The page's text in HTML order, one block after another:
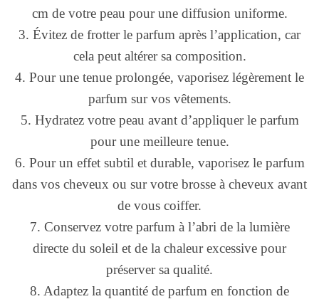
cm de votre peau pour une diffusion uniforme.
3. Évitez de frotter le parfum après l’application, car
cela peut altérer sa composition.
4. Pour une tenue prolongée, vaporisez légèrement le
parfum sur vos vêtements.
5. Hydratez votre peau avant d’appliquer le parfum
pour une meilleure tenue.
6. Pour un effet subtil et durable, vaporisez le parfum
dans vos cheveux ou sur votre brosse à cheveux avant
de vous coiffer.
7. Conservez votre parfum à l’abri de la lumière
directe du soleil et de la chaleur excessive pour
préserver sa qualité.
8. Adaptez la quantité de parfum en fonction de